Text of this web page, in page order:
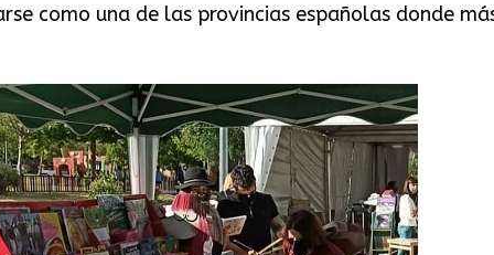
como una de las provincias españolas donde